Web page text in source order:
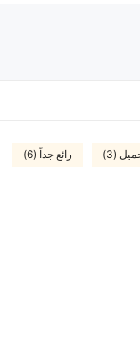
(3) رائع جداً (6)